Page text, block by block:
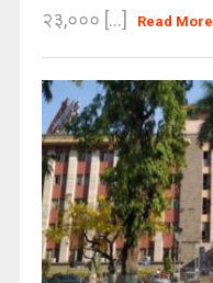
२३,००० [...]
Read More